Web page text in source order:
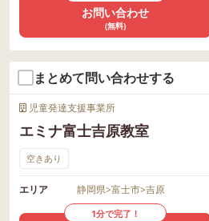
お問い合わせ
(無料)
まとめて問い合わせする
児童発達支援事業所
エミナ富士吉原教室
空きあり
エリア 静岡県>富士市>吉原
1分で完了！